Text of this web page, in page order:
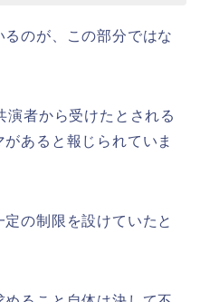
のが、この部分ではな
演者から受けたとされる
あると報じられていま
の制限を設けていたと